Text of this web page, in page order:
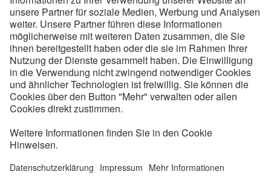
Folgen Sie uns
Service
Datenschutzinformationen